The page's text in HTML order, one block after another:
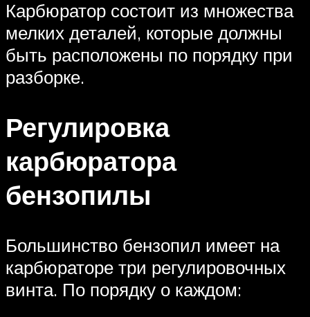
Карбюратор состоит из множества
мелких деталей, которые должны
быть расположены по порядку при
разборке.
Регулировка
карбюратора
бензопилы
Большинство бензопил имеет на
карбюраторе три регулировочных
винта. По порядку о каждом: